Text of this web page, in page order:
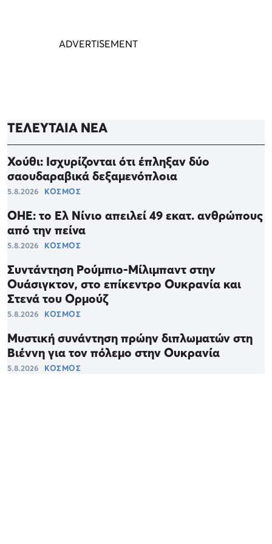
ΤΕΛΕΥΤΑΙΑ ΝΕΑ
Χούθι: Ισχυρίζονται ότι έπληξαν δύο
σαουδαραβικά δεξαμενόπλοια
5.8.2026 ΚΟΣΜΟΣ
ΟΗΕ: το Ελ Νίνιο απειλεί 49 εκατ. ανθρώπους
από την πείνα
5.8.2026 ΚΟΣΜΟΣ
Συντάντηση Ρούμπιο-Μίλιμπαντ στην
Ουάσιγκτον, στο επίκεντρο Ουκρανία και
Στενά του Ορμούζ
5.8.2026 ΚΟΣΜΟΣ
Μυστική συνάντηση πρώην διπλωματών στη
Βιέννη για τον πόλεμο στην Ουκρανία
5.8.2026 ΚΟΣΜΟΣ